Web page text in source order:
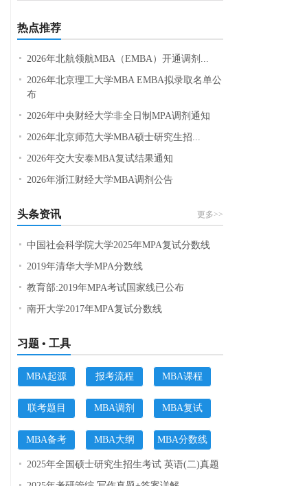
热点推荐
2026年北航领航MBA（EMBA）开通调剂...
2026年北京理工大学MBA EMBA拟录取名单公
布
2026年中央财经大学非全日制MPA调剂通知
2026年北京师范大学MBA硕士研究生招...
2026年交大安泰MBA复试结果通知
2026年浙江财经大学MBA调剂公告
头条资讯 更多>>
中国社会科学院大学2025年MPA复试分数线
2019年清华大学MPA分数线
教育部:2019年MPA考试国家线已公布
南开大学2017年MPA复试分数线
习题 • 工具
MBA起源 报考流程 MBA课程
联考题目 MBA调剂 MBA复试
MBA备考 MBA大纲 MBA分数线
2025年全国硕士研究生招生考试 英语(二)真题